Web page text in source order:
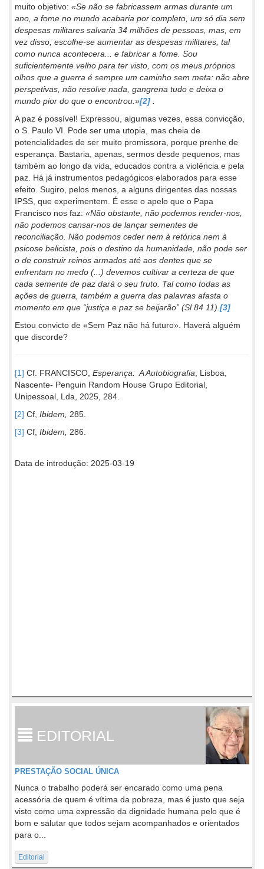
muito objetivo: «Se não se fabricassem armas durante um
ano, a fome no mundo acabaria por completo, um só dia sem
despesas militares salvaria 34 milhões de pessoas, mas, em
vez disso, escolhe-se aumentar as despesas militares, tal
como nunca acontecera... e fabricar a fome. Sou
suficientemente velho para ter visto, com os meus próprios
olhos que a guerra é sempre um caminho sem meta: não abre
perspetivas, não resolve nada, gangrena tudo e deixa o
mundo pior do que o encontrou.»[2]
A paz é possível! Expressou, algumas vezes, essa convicção,
o S. Paulo VI. Pode ser uma utopia, mas cheia de
potencialidades de ser muito promissora, porque prenhe de
esperança. Bastaria, apenas, sermos desde pequenos, mas
também ao longo da vida, educados contra a violência e pela
paz. Há já instrumentos pedagógicos elaborados para esse
efeito. Sugiro, pelos menos, a alguns dirigentes das nossas
IPSS, que experimentem. É esse o apelo que o Papa
Francisco nos faz: «Não obstante, não podemos render-nos,
não podemos cansar-nos de lançar sementes de
reconciliação. Não podemos ceder nem à retórica nem à
psicose belicista, pois o destino da humanidade, não pode ser
o de construir reinos armados até aos dentes que se
enfrentam no medo (...) devemos cultivar a certeza de que
cada semente de paz dará o seu fruto. Tal como todas as
ações de guerra, também a guerra das palavras afasta o
momento em que “justiça e paz se beijarão” (Sl 84 11). [3]
Estou convicto de «Sem Paz não há futuro». Haverá alguém
que discorde?
[1] Cf. FRANCISCO, Esperança: A Autobiografia , Lisboa,
Nascente- Penguin Random House Grupo Editorial,
Unipessoal, Lda, 2025, 284.
[2] Cf, Ibidem, 285.
[3] Cf, Ibidem, 286.
Data de introdução: 2025-03-19
EDITORIAL
PRESTAÇÃO SOCIAL ÚNICA
Nunca o trabalho poderá ser encarado como uma pena
acessória de quem é vítima da pobreza, mas é justo que seja
visto como uma expressão da dignidade humana pelo que é
bom e salutar que todos sejam acompanhados e orientados
para o...
Editorial